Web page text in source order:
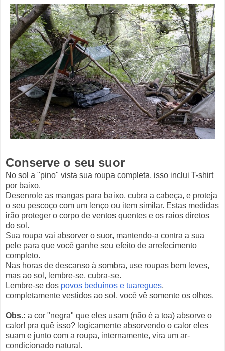
Conserve o seu suor
No sol a "pino" vista sua roupa completa, isso inclui T-shirt
por baixo.
Desenrole as mangas para baixo, cubra a cabeça, e proteja
o seu pescoço com um lenço ou item similar. Estas medidas
irão proteger o corpo de ventos quentes e os raios diretos
do sol.
Sua roupa vai absorver o suor, mantendo-a contra a sua
pele para que você ganhe seu efeito de arrefecimento
completo.
Nas horas de descanso à sombra, use roupas bem leves,
mas ao sol, lembre-se, cubra-se.
Lembre-se dos povos beduínos e tuaregues,
completamente vestidos ao sol, você vê somente os olhos.
Obs.: a cor "negra" que eles usam (não é a toa) absorve o
calor! pra quê isso? logicamente absorvendo o calor eles
suam e junto com a roupa, internamente, vira um ar-
condicionado natural.